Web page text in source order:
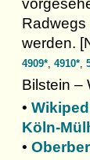
werden.
4909*, 4910*,
Bilstein –
•
Köln-
•